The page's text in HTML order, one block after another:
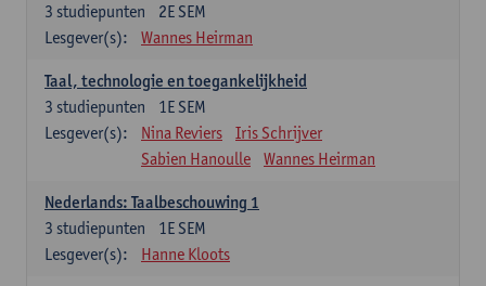
2E SEM
3 studiepunten
Lesgever(s):
Wannes Heirman
Taal, technologie en toegankelijkheid
1E SEM
3 studiepunten
Lesgever(s):
Nina Reviers
Iris Schrijver
Sabien Hanoulle
Wannes Heirman
Nederlands: Taalbeschouwing 1
1E SEM
3 studiepunten
Lesgever(s):
Hanne Kloots